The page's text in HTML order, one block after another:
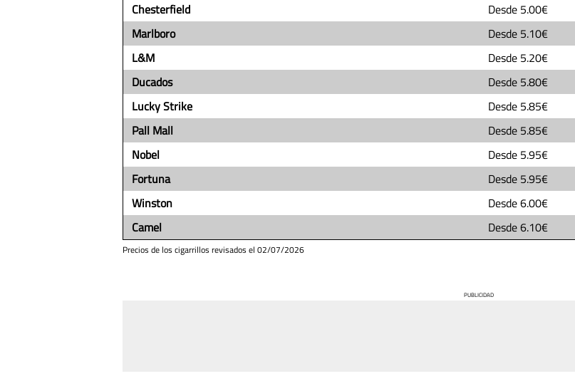
Chesterfield
Desde 5.00€
Marlboro
Desde 5.10€
L&M
Desde 5.20€
Ducados
Desde 5.80€
Lucky Strike
Desde 5.85€
Pall Mall
Desde 5.85€
Nobel
Desde 5.95€
Fortuna
Desde 5.95€
Winston
Desde6.00€
Camel
Desde6.10€
Precios de los cigarrillos revisados el 02/07/2026
PUBLICIDAD